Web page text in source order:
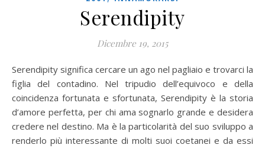
Serendipity
Dicembre 19, 2015
Serendipity significa cercare un ago nel pagliaio e trovarci la
figlia del contadino. Nel tripudio dell’equivoco e della
coincidenza fortunata e sfortunata, Serendipity è la storia
d’amore perfetta, per chi ama sognarlo grande e desidera
credere nel destino. Ma è la particolarità del suo sviluppo a
renderlo più interessante di molti suoi coetanei e da essi